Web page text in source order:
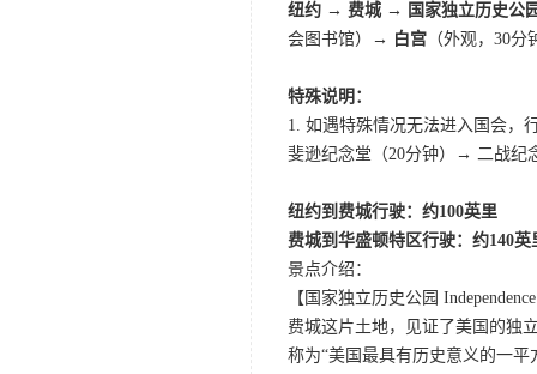
纽约 → 费城 → 国家独立历史公
会图书馆）
→ 白宫 （外观，30分
特殊说明：
1. 如遇特殊情况无法进入国会，
斐逊纪念堂（20分钟）→ 二战纪
纽约到费城行驶：约100英里
费城到华盛顿特区行驶：约140英
景点介绍：
【国家独立历史公园
费城这片土地，见证了美国的独
称为“美国最具有历史意义的一